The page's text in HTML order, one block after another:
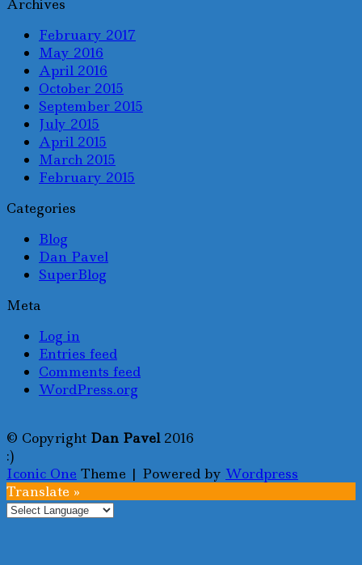
Archives
February 2017
May 2016
April 2016
October 2015
September 2015
July 2015
April 2015
March 2015
February 2015
Categories
Blog
Dan Pavel
SuperBlog
Meta
Log in
Entries feed
Comments feed
WordPress.org
© Copyright Dan Pavel 2016
:)
Iconic One Theme | Powered by Wordpress
Translate »